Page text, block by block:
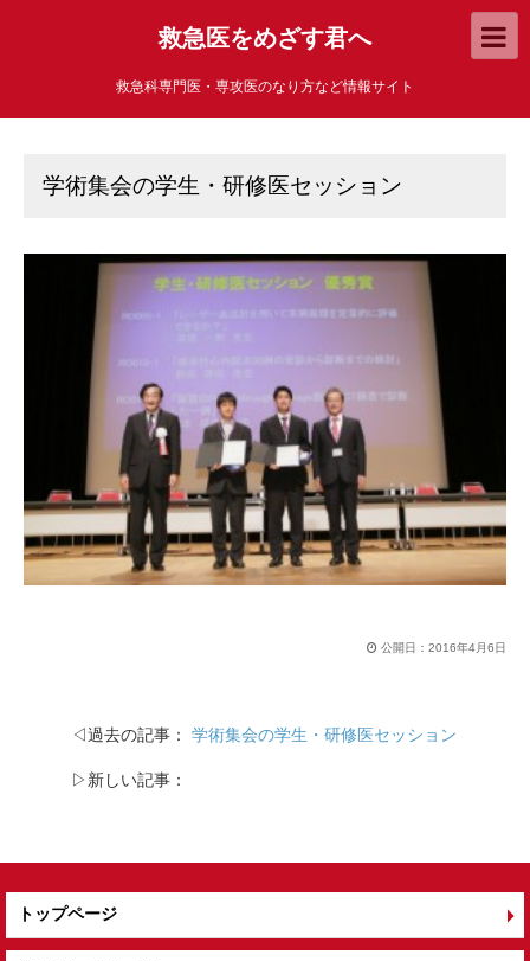
救急医をめざす君へ
救急科専門医・専攻医のなり方など情報サイト
学術集会の学生・研修医セッション
公開日： 2016年4月6日
◁過去の記事： 学術集会の学生・研修医セッション
▷新しい記事：
トップページ